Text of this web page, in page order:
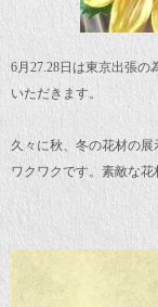
6月27.28日は東京出張の
いただきます。
久々に秋、冬の花材の
ワクワクです。素敵な花